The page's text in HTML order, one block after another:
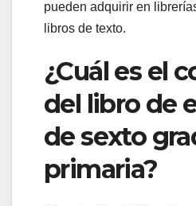
pueden adquirir en
libros de texto.
¿Cuál es el
del libro de
de sexto
primaria?